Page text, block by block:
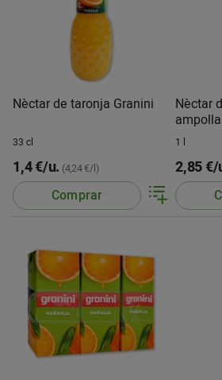
Nèctar de taronja Granini
33 cl
1,4 €/u. (4,24 €/l)
Comprar
Nèctar
ampolla
1 l
2,85 €/